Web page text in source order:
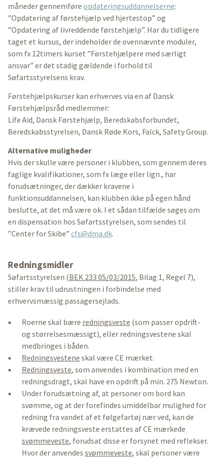
måneder gennemføre opdateringsuddannelserne:
”Opdatering af førstehjælp ved hjertestop” og
”Opdatering af livreddende førstehjælp”. Har du tidligere
taget et kursus, der indeholder de ovennævnte moduler,
som fx 12timers kurset ”Førstehjælpere med særligt
ansvar” er det stadig gældende i forhold til
Søfartsstyrelsens krav.
Førstehjælpskurser kan erhverves via en af Dansk
Førstehjælpsråd medlemmer:
Life Aid, Dansk Førstehjælp, Beredskabsforbundet,
Beredskabsstyrelsen, Dansk Røde Kors, Falck, Safety Group.
Alternative muligheder
Hvis der skulle være personer i klubben, som gennem deres
faglige kvalifikationer, som fx læge eller lign., har
forudsætninger, der dækker kravene i
funktionsuddannelsen, kan klubben ikke på egen hånd
beslutte, at det må være ok. I et sådan tilfælde søges om
en dispensation hos Søfartsstyrelsen, som sendes til
”Center for Skibe” cfs@dma.dk.
Redningsmidler
Søfartsstyrelsen (BEK 233 05/03/2015, Bilag 1, Regel 7),
stiller krav til udrustningen i forbindelse med
erhvervsmæssig passagersejlads.
Roerne skal bære redningsveste (som passer opdrift-
og størrelsesmæssigt), eller redningsvestene skal
medbringes i båden.
Redningsvestene skal være CE mærket.
Redningsveste, som anvendes i kombination med en
redningsdragt, skal have en opdrift på min. 275 Newton.
Under forudsætning af, at personer om bord kan
svømme, og at der forefindes umiddelbar mulighed for
redning fra vandet af et følgefartøj nær ved, kan de
krævede redningsveste erstattes af CE mærkede
svømmeveste, forudsat disse er forsynet med reflekser.
Hvor der anvendes svømmeveste, skal personer være